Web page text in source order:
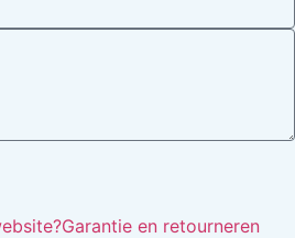
Garantie en retourneren